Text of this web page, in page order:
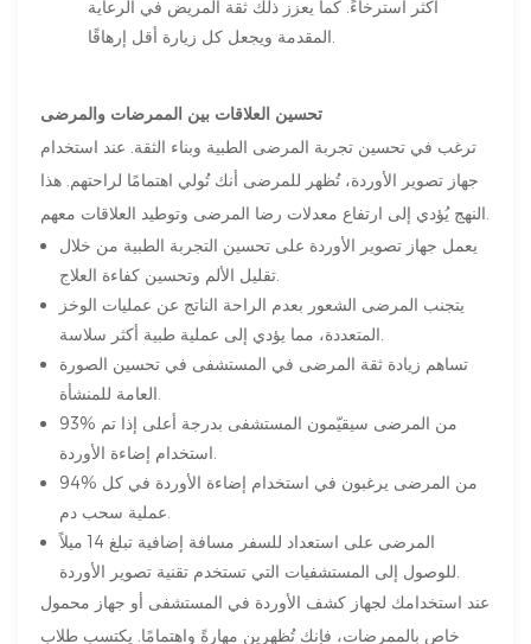
أكثر استرخاءً. كما يعزز ذلك ثقة المريض في الرعاية
تحسين العلاقات بين الممرضات والمرضى
ترغب في تحسين تجربة المرضى الطبية وبناء الثقة. عند استخدام
جهاز تصوير الأوردة، تُظهر للمرضى أنك تُولي اهتمامًا لراحتهم. هذا
يعمل جهاز تصوير الأوردة على تحسين التجربة الطبية من خلال
يتجنب المرضى الشعور بعدم الراحة الناتج عن عمليات الوخز
تساهم زيادة ثقة المرضى في المستشفى في تحسين الصورة
93% من المرضى سيقيّمون المستشفى بدرجة أعلى إذا تم
94% من المرضى يرغبون في استخدام إضاءة الأوردة في كل
المرضى على استعداد للسفر مسافة إضافية تبلغ 14 ميلاً
عند استخدامك لجهاز كشف الأوردة في المستشفى أو جهاز محمول
خاص بالممرضات، فإنك تُظهرين مهارةً واهتمامًا. يكتسب طلاب